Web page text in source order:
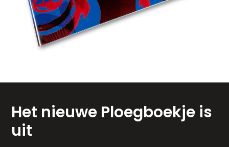
Het nieuwe Ploegboekje is
uit